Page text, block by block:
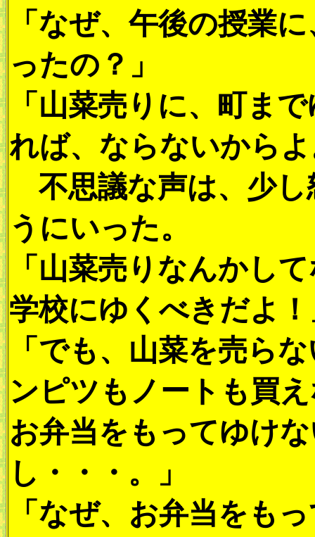
「なぜ、午後の授業
ったの？」
「山菜売りに、町ま
れば、ならないから
不思議な声は、少し
うにいった。
「山菜売りなんかし
学校にゆくべきだよ
「でも、山菜を売ら
ンピツもノートも買
お弁当をもってゆけ
し・・・。」
「なぜ、お弁当をも